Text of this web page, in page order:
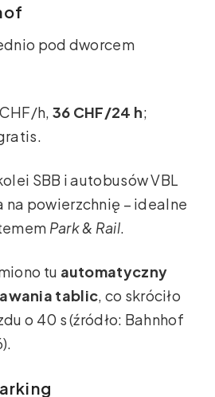
pod dworcem
h, 36 CHF/24 h;
SBB i autobusów VBL
na powierzchnię – idealne
Park & Rail.
tu automatyczny
tablic, co skróciło
o 40 s (źródło: Bahnhof